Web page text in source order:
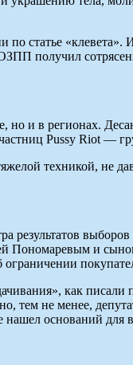
статье
получил
и в регионах.
Pussy Riot —
техникой, не
результатов
Пономаревым и
ограничении
как писали
тем не менее,
оснований для